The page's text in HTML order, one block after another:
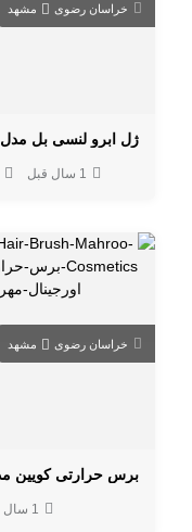
خراسان رضوی مشهد
1 سال قبل
خراسان رضوی مشهد
1 سال قبل